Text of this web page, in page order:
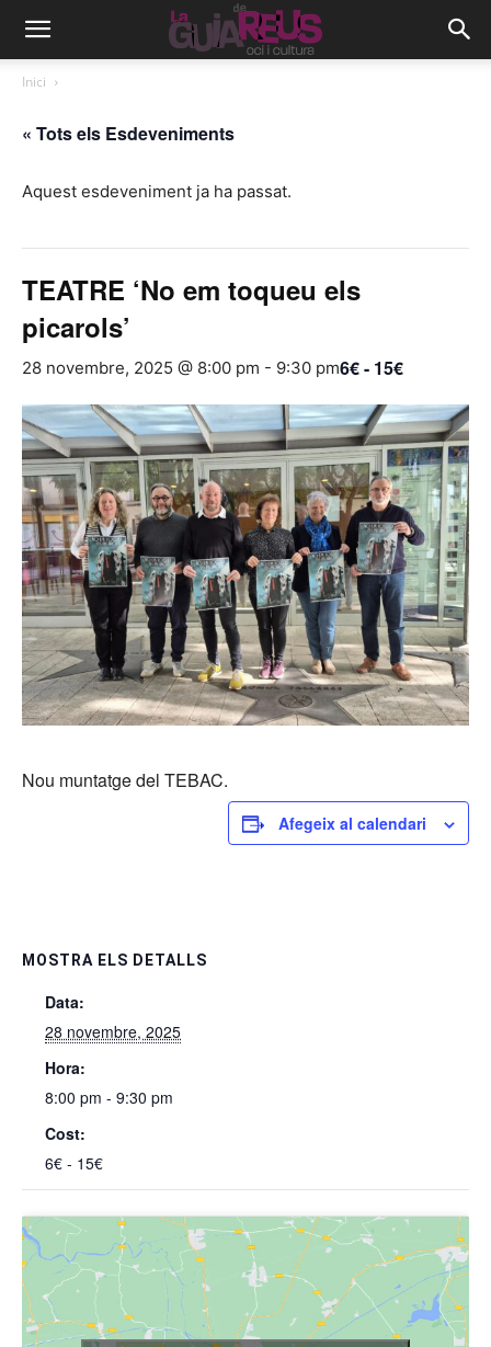
Inici
« Tots els Esdeveniments
Aquest esdeveniment ja ha passat.
TEATRE ‘No em toqueu els
picarols’
28 novembre, 2025 @ 8:00 pm - 9:30 pm6€ - 15€
Nou muntatge del TEBAC.
Afegeix al calendari
MOSTRA ELS DETALLS
Data:
28 novembre, 2025
Hora:
8:00 pm - 9:30 pm
Cost:
6€ - 15€